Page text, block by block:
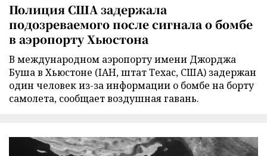
Полиция США задержала
подозреваемого после сигнала о бомбе
в аэропорту Хьюстона
В международном аэропорту имени Джорджа
Буша в Хьюстоне (IAH, штат Техас, США) задержан
один человек из-за информации о бомбе на борту
самолета, сообщает воздушная гавань.